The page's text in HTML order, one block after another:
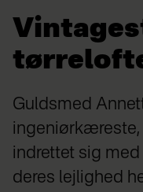
Guldsmed
ingeniørkæreste,
indrettet sig
deres lejlighed